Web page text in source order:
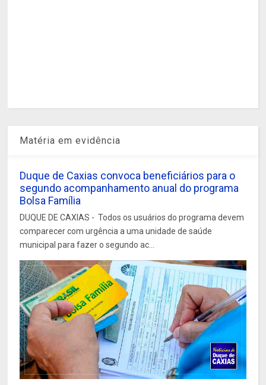
Matéria em evidência
Duque de Caxias convoca beneficiários para o
segundo acompanhamento anual do programa
Bolsa Família
DUQUE DE CAXIAS - Todos os usuários do programa devem
comparecer com urgência a uma unidade de saúde
municipal para fazer o segundo ac...